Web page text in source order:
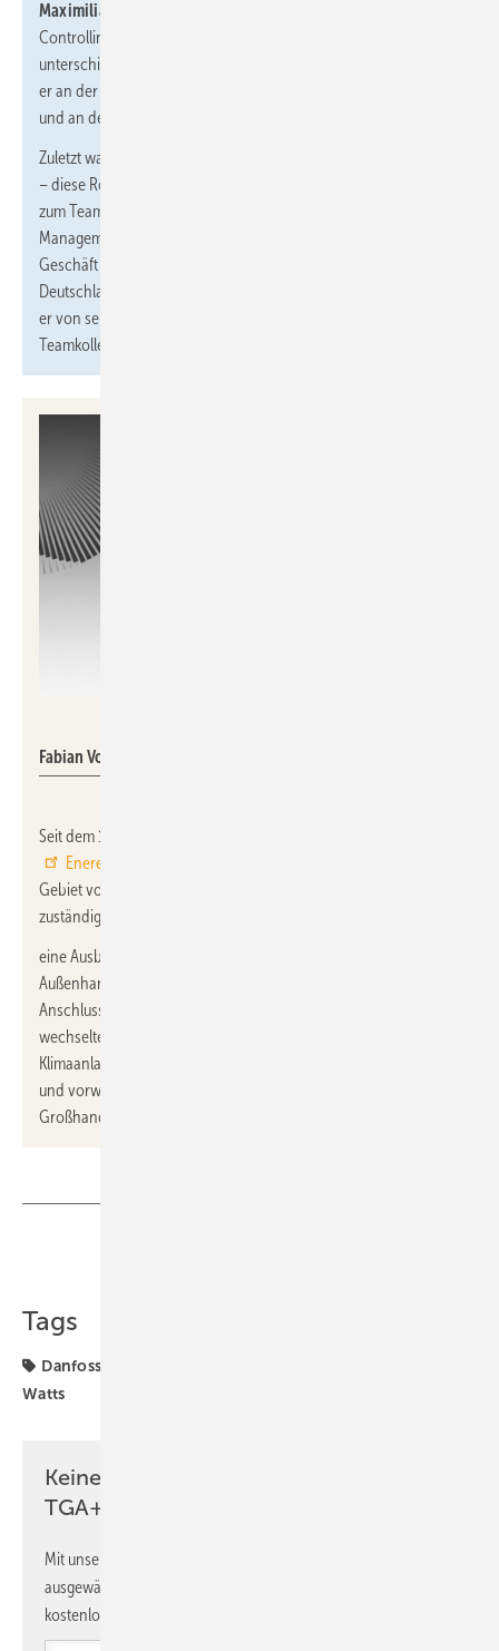
Maximilian Sommer
Controlling bei
unterschiedlichen Positionen des Unternehmens tätig. Zuvor hat
er an der Hochschule Kaiserslautern Wirtschaftswissenschaften
und an der IU Internationale Hochschule studiert.
Zuletzt war Sommer als Sales Manager WHO/Project DACH tätig
– diese Rolle übernimmt nun
zum Team gehört und langjährige Erfahrung im Product
Management und Vertrieb mitbringt. Neben dem Großhandels-
Geschäft in der Schweiz hat er bereits OEM-Kunden in
Deutschland und Österreich erfolgreich ausgebaut. Künftig wird
er von seinem Standort in Zürich gemeinsam mit seinen
Teamkollegen die Märkte in der DACH-Region weiterentwickeln.
Fabian Volkmer
Seit dem 1. Januar 2025 verstärkt
Enerent
Gebiet von Bamberg bis Passau und von Regensburg bis Hof
zuständig.
eine Ausbildung absolvierte er als Groß- und
Außenhandelskaufmann im SHK-Großhandel und war im
Anschluss noch weitere fünf Jahre in diesem Beruf tätig. Danach
wechselte er in den Außendienst eines großen Herstellers von
Klimaanlagen und Wärmepumpen, wo er zwei Jahre arbeitete
und vorwiegend Kunden aus dem SHK-Handwerk und SHK-
Großhandel betreute.
Tags
Danfoss
Watts
Keine Zeit? Kein Problem mit dem
TGA+E Newsletter!
Mit unserem Newsletter erhalten Sie regelmäßig von uns
ausgewählte Informationen und Neuigkeiten, gebündelt und
kostenlos direkt ins Postfach.